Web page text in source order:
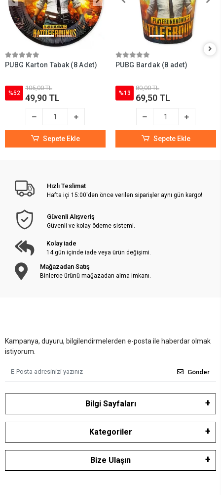
PUBG Karton Tabak (8 Adet)
%52
105,00 TL
49,90 TL
Sepete Ekle
PUBG Bardak (8 adet)
%13
80,00 TL
69,50 TL
Sepete Ekle
Hızlı Teslimat
Hafta içi 15:00'den önce verilen siparişler aynı gün kargo!
Güvenli Alışveriş
Güvenli ve kolay ödeme sistemi.
Kolay iade
14 gün içinde iade veya ürün değişimi.
Mağazadan Satış
Binlerce ürünü mağazadan alma imkanı.
Kampanya, duyuru, bilgilendirmelerden e-posta ile haberdar olmak
istiyorum.
Gönder
Bilgi Sayfaları
Kategoriler
Bize Ulaşın